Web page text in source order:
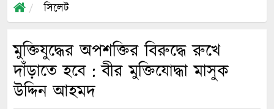
সিলেট
মুক্তিযুদ্ধের অপশক্তির বিরুদ্ধে রুখে
দাঁড়াতে হবে : বীর মুক্তিযোদ্ধা মাসুক
উদ্দিন আহমদ